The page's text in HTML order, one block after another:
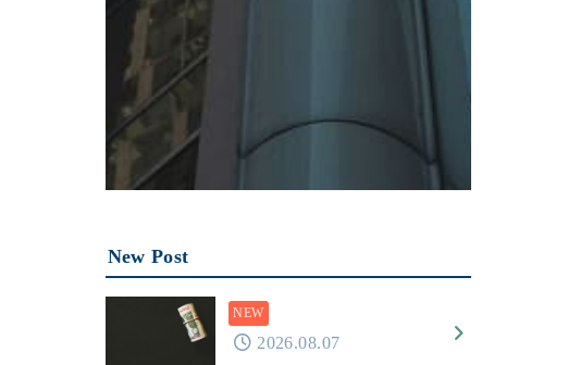
New Post
2026.08.07